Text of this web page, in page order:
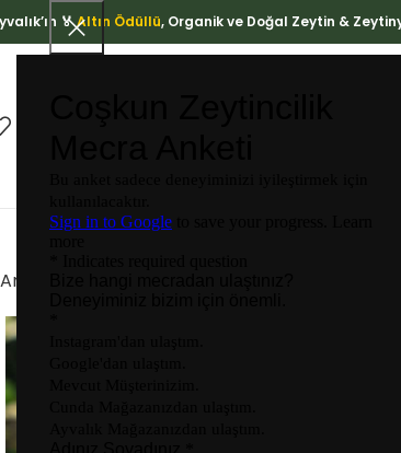
🏅Altın Ödüllü, Organik ve Doğal Zeytin &
Ana Sayfa